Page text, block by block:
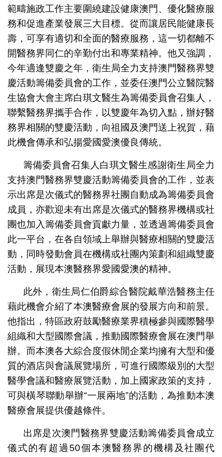
範疇施政工作主要圍繞建設健康澳門、優化醫療服
務和促進產業發展三大目標。從而讓居民能健康長
壽，可享有適切和全面的醫療服務，這一切都離不
開醫務界同仁的辛勤付出和專業精神。他又強調，
今年適逢雙慶之年，衛生局全力支持澳門醫務界雙
慶活動籌備委員會的工作，並委任澳門公立醫院醫
生協會大會主席白琪文醫生為籌備委員會召集人，
聯繫醫務界攜手合作，以雙慶年為切入點，辦好醫
務界相關的雙慶活動，向祖國及澳門送上祝賀，藉
此機會傳承和弘揚愛國愛澳優良傳統。
籌備委員會召集人白琪文醫生感謝衛生局全力
支持澳門醫務界雙慶活動籌備委員會的工作，並表
示出席是次儀式的醫務界社團自動成為籌備委員會
成員，亦歡迎未有出席是次儀式的醫務界機構或社
團也加入籌備委員會貢獻力量，並透過籌備委員會
此一平台，在各自領域上舉辦與醫療相關的雙慶活
動，同時發動會員在機構或社團內策劃和組織雙慶
活動，展現本澳醫務界愛國愛澳的精神。
此外，衛生局仁伯爵綜合醫院戴華浩醫務主任
藉此機會介紹了本澳醫療會展的發展方向和前景。
他指出，特區政府鼓勵醫療業界積極參與國際醫學
組織和大型國際會議，推動國際醫療會展在澳門舉
辦。而本澳各大綜合度假休閒企業均擁有大型和優
質的酒店與會議展覽場所，可進行國際級別的大型
醫學會議和醫療展覽活動，加上國家政策的支持，
可與橫琴聯動舉辦“一展兩地”的活動，為推動本澳
醫療會展提供優越條件。
出席是次澳門醫務界雙慶活動籌備委員會成立
儀式的有超過50個本澳醫務界的機構及社團代